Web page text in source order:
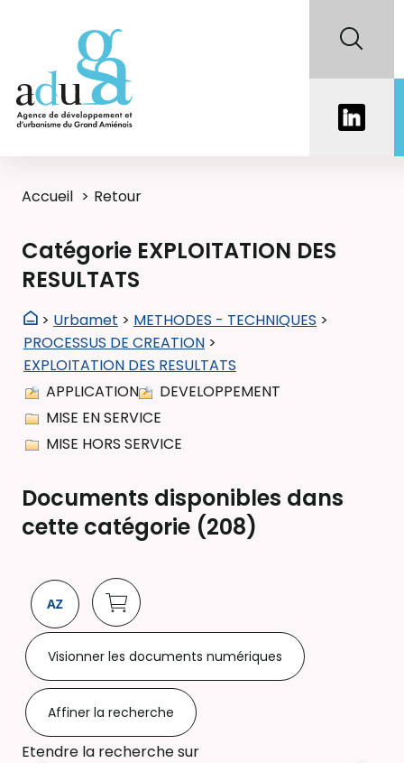
Accueil Retour
Catégorie EXPLOITATION DES
RESULTATS
> Urbamet > METHODES - TECHNIQUES >
PROCESSUS DE CREATION >
EXPLOITATION DES RESULTATS
APPLICATION
DEVELOPPEMENT
MISE EN SERVICE
MISE HORS SERVICE
Documents disponibles dans
cette catégorie (208)
Visionner les documents numériques
Affiner la recherche
Etendre la recherche sur